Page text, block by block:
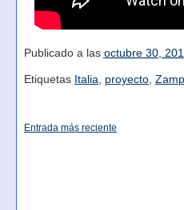
Publicado a las octubre 30,
Etiquetas Italia proyecto,
Entrada más reciente